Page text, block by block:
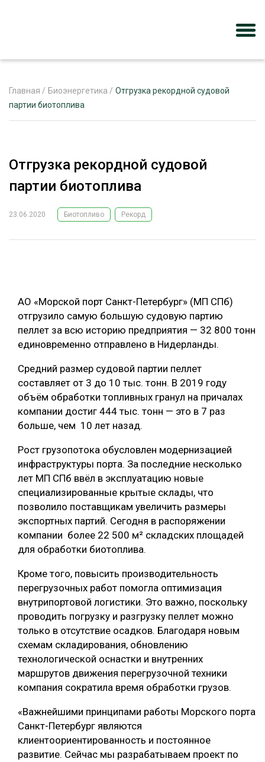
РЕКЛАМОДАТЕЛЯМ
ЛЕСНОЕ ХОЗЯЙСТВО
ЦИФРОВАЯ СРЕДА
БИОЭНЕРГЕТИКА
ЛЕСОВОССТАНОВЛЕНИЕ И ЗАЩИТА
ЛОГИСТИКА
ПРОИЗВОДСТВО ДРЕВЕСНЫХ ПЛИТ
ЦБП
ЛЕСОПИЛЕНИЕ
ДЕРЕВЯННОЕ ДОМОСТРОЕНИЕ
БЕЗОПАСНОЕ ПРОИЗВОДСТВО
СОРТИРОВКА ДРЕВЕСИНЫ
СУШКА ДРЕВЕСИНЫ
МЕБЕЛЬНОЕ ПРОИЗВОДСТВО
РУБРИКИ
ТЕМАТИЧЕСКИЕ ПРОЕКТЫ
ПОДБОРКИ СТАТЕЙ
Главная / Биоэнергетика / Отгрузка рекордной судовой
партии биотоплива
Отгрузка рекордной судовой
партии биотоплива
23.06.2020 Биотопливо Рекорд
АО «Морской порт Санкт-Петербург» (МП СПб)
отгрузило самую большую судовую партию
пеллет за всю историю предприятия — 32 800 тонн
единовременно отправлено в Нидерланды.
Средний размер судовой партии пеллет
составляет от 3 до 10 тыс. тонн. В 2019 году
объём обработки топливных гранул на причалах
компании достиг 444 тыс. тонн — это в 7 раз
больше, чем 10 лет назад.
Рост грузопотока обусловлен модернизацией
инфраструктуры порта. За последние несколько
лет МП СПб ввёл в эксплуатацию новые
специализированные крытые склады, что
позволило поставщикам увеличить размеры
экспортных партий. Сегодня в распоряжении
компании более 22 500 м² складских площадей
для обработки биотоплива.
Кроме того, повысить производительность
перегрузочных работ помогла оптимизация
внутрипортовой логистики. Это важно, поскольку
проводить погрузку и разгрузку пеллет можно
только в отсутствие осадков. Благодаря новым
схемам складирования, обновлению
технологической оснастки и внутренних
маршрутов движения перегрузочной техники
компания сократила время обработки грузов.
«Важнейшими принципами работы Морского порта
Санкт-Петербург являются
клиентоориентированность и постоянное
развитие. Сейчас мы разрабатываем проект по